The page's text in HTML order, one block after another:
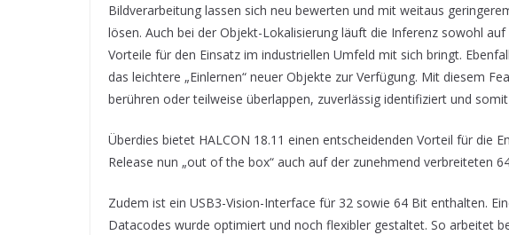
Bildverarbeitung lassen sich neu bewerten und mit weitaus
lösen. Auch bei der Objekt-Lokalisierung läuft die Inferenz sowohl
Vorteile für den Einsatz im industriellen Umfeld mit sich bringt.
das leichtere „Einlernen“ neuer Objekte zur Verfügung. Mit diesem
berühren oder teilweise überlappen, zuverlässig identifiziert und
Überdies bietet HALCON 18.11 einen entscheidenden Vorteil für die
Release nun „out of the box“ auch auf der zunehmend verbreiteten
Zudem ist ein USB3-Vision-Interface für 32 sowie 64 Bit enthalten.
Datacodes wurde optimiert und noch flexibler gestaltet. So arbeitet